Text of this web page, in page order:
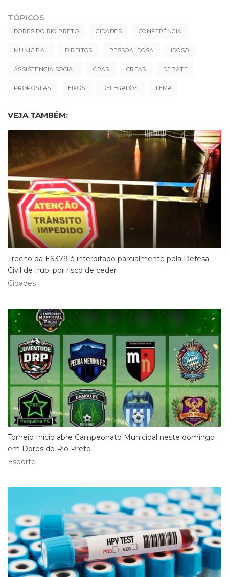
TÓPICOS
DORES DO RIO PRETO CIDADES CONFERÊNCIA
MUNICIPAL DIREITOS PESSOA IDOSA IDOSO
ASSISTÊNCIA SOCIAL CRAS CREAS DEBATE
PROPOSTAS EIXOS DELEGADOS TEMA
VEJA TAMBÉM:
Trecho da ES379 é interditado parcialmente pela Defesa
Civil de Irupi por risco de ceder
Cidades
Torneio Início abre Campeonato Municipal neste domingo
em Dores do Rio Preto
Esporte